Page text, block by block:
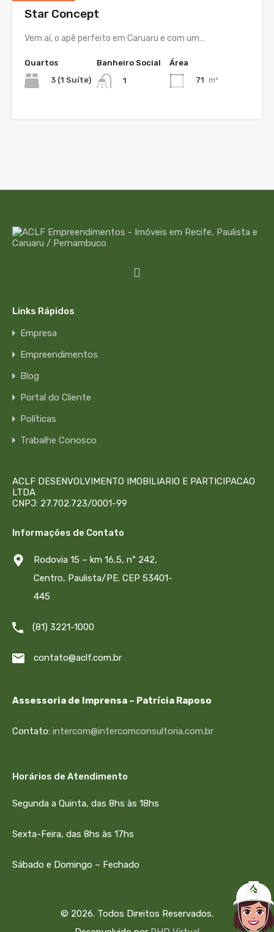
Star Concept
Vem aí, o apê perfeito em Caruaru e com um…
Quartos
3 (1 Suíte)
Banheiro Social
1
Área
71 m²
Links Rápidos
Empresa
Empreendimentos
Blog
Portal do Cliente
Políticas
Trabalhe Conosco
ACLF DESENVOLVIMENTO IMOBILIARIO E PARTICIPACAO
LTDA
CNPJ: 27.702.723/0001-99
Informações de Contato
Rodovia 15 – km 16,5, nº 242,
Centro, Paulista/PE. CEP 53401-
445
(81) 3221-1000
contato@aclf.com.br
Assessoria de Imprensa – Patrícia Raposo
Contato: intercom@intercomconsultoria.com.br
Horários de Atendimento
Segunda a Quinta, das 8hs às 18hs
Sexta-Feira, das 8hs às 17hs
Sábado e Domingo – Fechado
© 2026. Todos Direitos Reservados.